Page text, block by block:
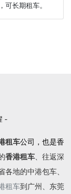
长期租车。
-
租车公司，也是香
香港租车、往返深
各地的中港包车、
租车到广州、东莞